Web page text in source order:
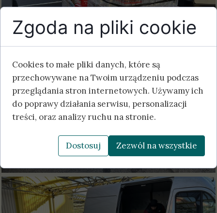
Zgoda na pliki cookie
Cookies to małe pliki danych, które są
przechowywane na Twoim urządzeniu podczas
przeglądania stron internetowych. Używamy ich
do poprawy działania serwisu, personalizacji
treści, oraz analizy ruchu na stronie.
Dostosuj Zezwól na wszystkie